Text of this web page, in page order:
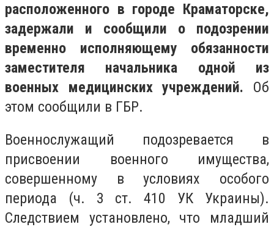
расположенного в городе Краматорске,
задержали и сообщили о подозрении
временно исполняющему обязанности
заместителя начальника одной из
военных медицинских учреждений. Об
этом сообщили в ГБР.
Военнослужащий подозревается в
присвоении военного имущества,
совершенному в условиях особого
периода (ч. 3 ст. 410 УК Украины).
Следствием установлено, что младший